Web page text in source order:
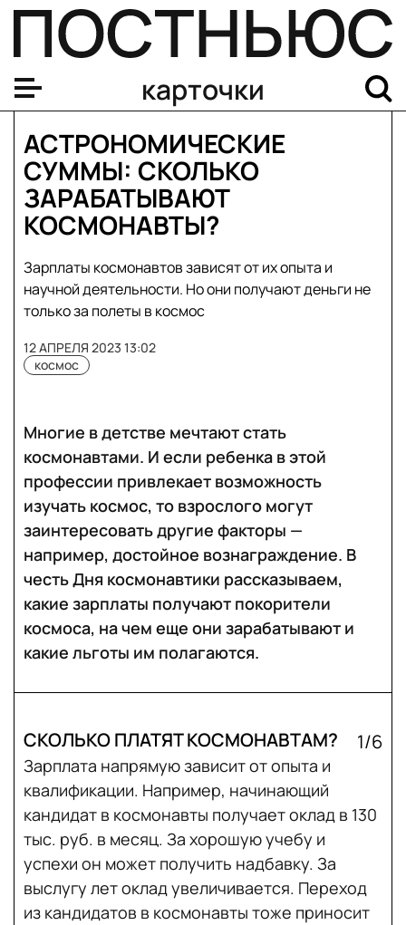
карточки
АСТРОНОМИЧЕСКИЕ
СУММЫ: СКОЛЬКО
ЗАРАБАТЫВАЮТ
КОСМОНАВТЫ?
Зарплаты космонавтов зависят от их опыта и
научной деятельности. Но они получают деньги не
только за полеты в космос
космос
12 АПРЕЛЯ 2023 13:02
Многие в детстве мечтают стать
космонавтами. И если ребенка в этой
профессии привлекает возможность
изучать космос, то взрослого могут
заинтересовать другие факторы —
например, достойное вознаграждение. В
честь Дня космонавтики рассказываем,
какие зарплаты получают покорители
космоса, на чем еще они зарабатывают и
какие льготы им полагаются.
СКОЛЬКО ПЛАТЯТ КОСМОНАВТАМ? 1/6
Зарплата напрямую зависит от опыта и
квалификации. Например, начинающий
кандидат в космонавты получает оклад в 130
тыс. руб. в месяц. За хорошую учебу и
успехи он может получить надбавку. За
выслугу лет оклад увеличивается. Переход
из кандидатов в космонавты тоже приносит